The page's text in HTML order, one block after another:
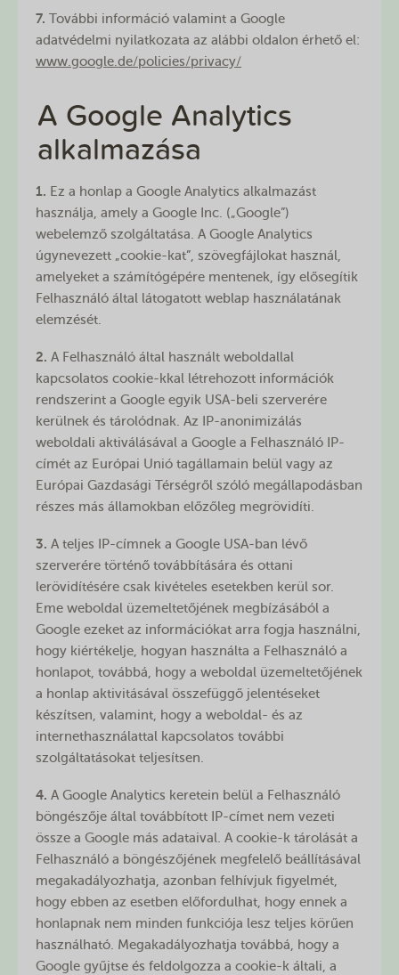
7. További információ valamint a Google
adatvédelmi nyilatkozata az alábbi oldalon érhető el:
www.google.de/policies/privacy/
A Google Analytics
alkalmazása
1. Ez a honlap a Google Analytics alkalmazást
használja, amely a Google Inc. („Google”)
webelemző szolgáltatása. A Google Analytics
úgynevezett „cookie-kat”, szövegfájlokat használ,
amelyeket a számítógépére mentenek, így elősegítik
Felhasználó által látogatott weblap használatának
elemzését.
2. A Felhasználó által használt weboldallal
kapcsolatos cookie-kkal létrehozott információk
rendszerint a Google egyik USA-beli szerverére
kerülnek és tárolódnak. Az IP-anonimizálás
weboldali aktiválásával a Google a Felhasználó IP-
címét az Európai Unió tagállamain belül vagy az
Európai Gazdasági Térségről szóló megállapodásban
részes más államokban előzőleg megrövidíti.
3. A teljes IP-címnek a Google USA-ban lévő
szerverére történő továbbítására és ottani
lerövidítésére csak kivételes esetekben kerül sor.
Eme weboldal üzemeltetőjének megbízásából a
Google ezeket az információkat arra fogja használni,
hogy kiértékelje, hogyan használta a Felhasználó a
honlapot, továbbá, hogy a weboldal üzemeltetőjének
a honlap aktivitásával összefüggő jelentéseket
készítsen, valamint, hogy a weboldal- és az
internethasználattal kapcsolatos további
szolgáltatásokat teljesítsen.
4. A Google Analytics keretein belül a Felhasználó
böngészője által továbbított IP-címet nem vezeti
össze a Google más adataival. A cookie-k tárolását a
Felhasználó a böngészőjének megfelelő beállításával
megakadályozhatja, azonban felhívjuk figyelmét,
hogy ebben az esetben előfordulhat, hogy ennek a
honlapnak nem minden funkciója lesz teljes körűen
használható. Megakadályozhatja továbbá, hogy a
Google gyűjtse és feldolgozza a cookie-k általi, a